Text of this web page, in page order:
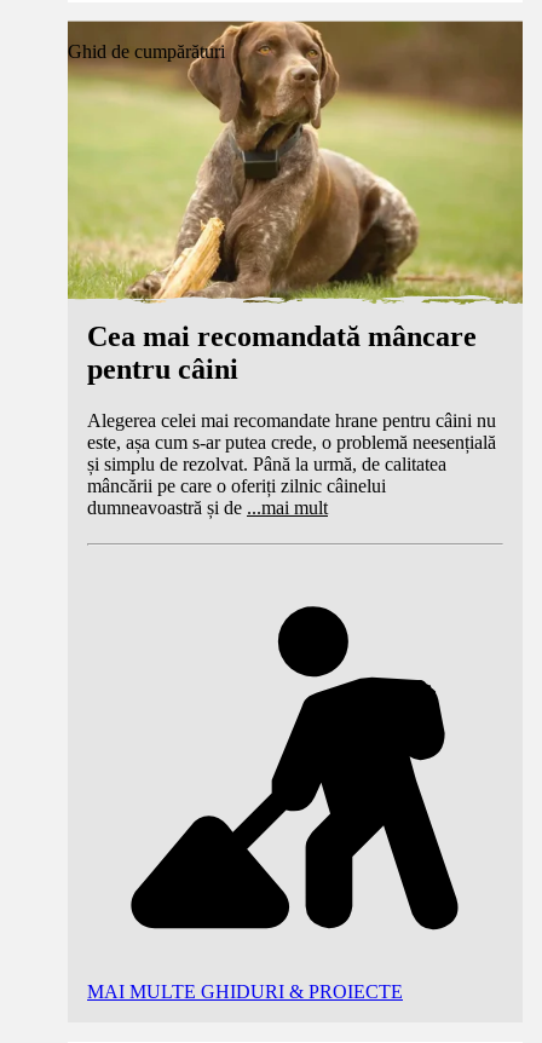
Ghid de cumpărături
Cea mai recomandată mâncare
pentru câini
Alegerea celei mai recomandate hrane pentru câini nu
este, așa cum s-ar putea crede, o problemă neesențială
și simplu de rezolvat. Până la urmă, de calitatea
mâncării pe care o oferiți zilnic câinelui
dumneavoastră și de ...mai mult
MAI MULTE GHIDURI & PROIECTE